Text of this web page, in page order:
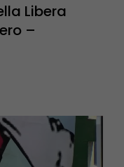
Libera
–